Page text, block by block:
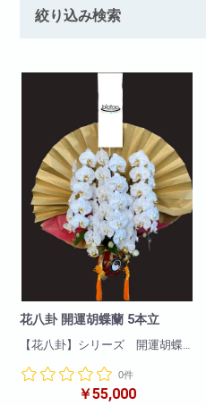
絞り込み検索
花八卦 開運胡蝶蘭 5本立
【花八卦】シリーズ 開運胡蝶
風水メンター監修 大変縁起の
いい胡蝶蘭となります!
0件
￥55,000